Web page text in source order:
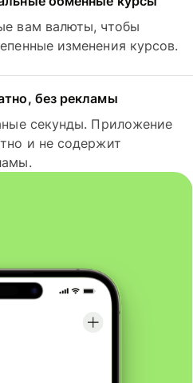
вам валюты, чтобы
изменения курсов.
без рекламы
секунды. Приложение
и не содержит